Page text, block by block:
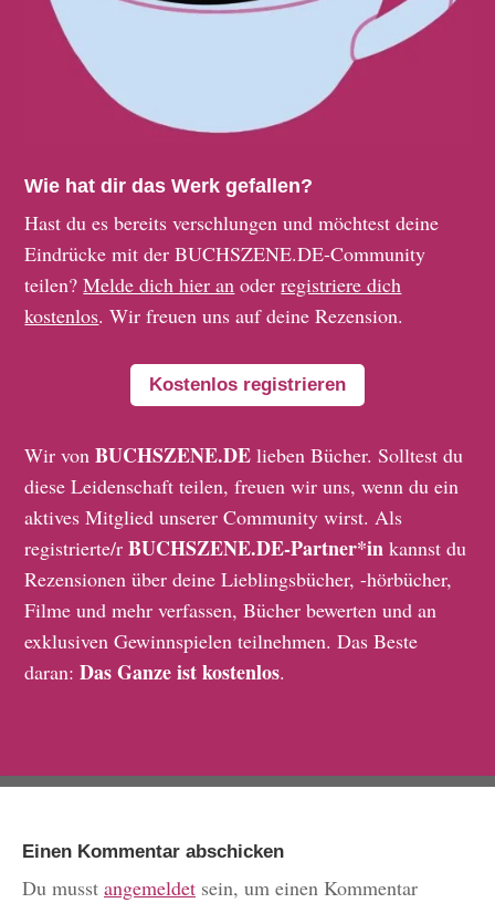
Wie hat dir das Werk gefallen?
Hast du es bereits verschlungen und möchtest deine
Eindrücke mit der BUCHSZENE.DE-Community
teilen?Melde dich hier an oderregistriere dich
kostenlos. Wir freuen uns auf deine Rezension.
Kostenlos registrieren
Wir vonBUCHSZENE.DE lieben Bücher. Solltest du
diese Leidenschaft teilen, freuen wir uns, wenn du ein
aktives Mitglied unserer Community wirst. Als
registrierte/rBUCHSZENE.DE-Partner*in kannst du
Rezensionen über deine Lieblingsbücher, -hörbücher,
Filme und mehr verfassen, Bücher bewerten und an
exklusiven Gewinnspielen teilnehmen. Das Beste
daran:Das Ganze ist kostenlos.
Einen Kommentar abschicken
Du musst angemeldet sein, um einen Kommentar